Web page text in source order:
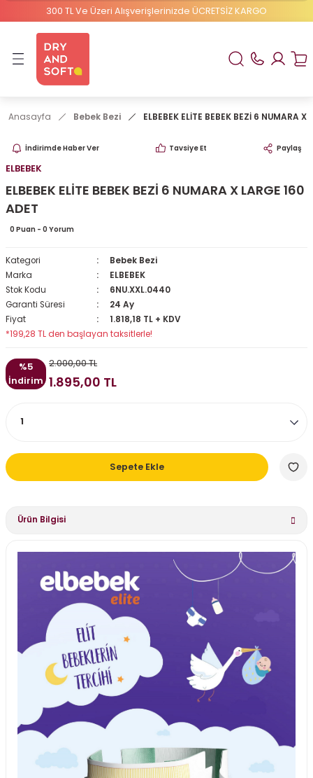
300 TL Ve Üzeri Alışverişlerinizde ÜCRETSİZ KARGO
Geri Dön
ELBEBEK ELİTE
Anasayfa Bebek Bezi ELBEBEK ELİTE BEBEK BEZİ 6 NUMARA X
İndirimde Haber Ver Tavsiye Et Paylaş
ELBEBEK
ELBEBEK ELİTE BEBEK BEZİ 6 NUMARA X LARGE 160
ADET
0 Puan - 0 Yorum
Kategori
Bebek Bezi
Marka
ELBEBEK
Stok Kodu
6NU.XXL.0440
Garanti Süresi
24 Ay
Fiyat
1.818,18 TL + KDV
*199,28 TL den başlayan taksitlerle!
%5
İndirim
2.000,00 TL
1.895,00 TL
Sepete Ekle
Ürün Bilgisi